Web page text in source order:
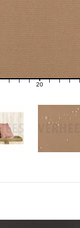
17 18 19 20 21 22 23